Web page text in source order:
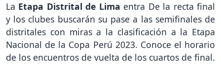
La Etapa Distrital de Lima entra De la recta final
y los clubes buscarán su pase a las semifinales de
distritales con miras a la clasificación a la Etapa
Nacional de la Copa Perú 2023. Conoce el horario
de los encuentros de vuelta de los cuartos de final.